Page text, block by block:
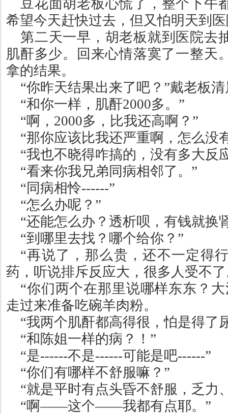
豆花面胡老板心慌了，整个下午
希望今天赶快过去，但又怕明天到
第二天一早，胡老板就到医院去
肌酐多少。回来心情落寞了一整天
拿的结果。
“你昨天结果出来了吧？ ”戴老板
“和你一样，肌酐2000多。 ”
“啊， 2000多，比我还高啊？ ”
“那你应该比我还严重啊，怎么没
“我也不晓得咋搞的，没有多大反
“看来你我兄弟同病相邻了。 ”
“同病相怜------”
“怎么办呢？ ”
“还能怎么办？透析呗，有钱就换
“到哪里去找？哪个给你？ ”
“再说了，那么贵，还不一定得
药，听说排斥反应大，很多人受不
“你们两个在那里说哪样东东？
走过来准备吃碗羊肉粉。
“我两个肌酐都高得很，怕是得了
“和陈姐一样的病？！ ”
“是------不是------可能是吧------”
“你们有哪样不舒服嘛？ ”
“就是平时有点头昏不舒服，乏力
“啊——这个——我都有点耶。 ”